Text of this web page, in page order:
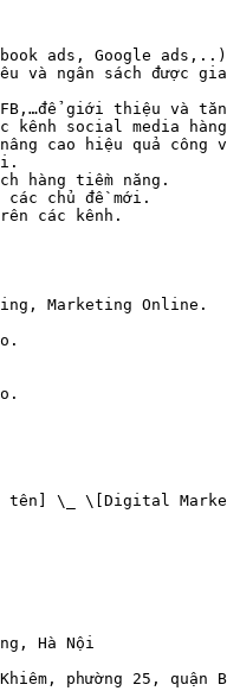
ads, Google
và ngân sách được
giới thiệu và
social media
cao hiệu quả công
hàng tiềm năng.
chủ đề mới.
các kênh.
Marketing Online.
tên] \_ \[Digital
Hà Nội
phường 25, quận